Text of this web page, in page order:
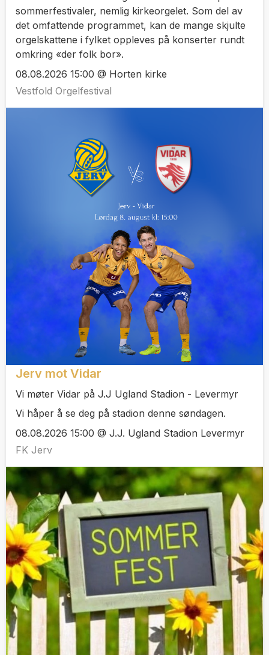
sommerfestivaler, nemlig kirkeorgelet. Som del av
det omfattende programmet, kan de mange skjulte
orgelskattene i fylket oppleves på konserter rundt
omkring «der folk bor».
08.08.2026 15:00 @ Horten kirke
Vestfold Orgelfestival
Jerv mot Vidar
Vi møter Vidar på J.J Ugland Stadion - Levermyr
Vi håper å se deg på stadion denne søndagen.
08.08.2026 15:00 @ J.J. Ugland Stadion Levermyr
FK Jerv